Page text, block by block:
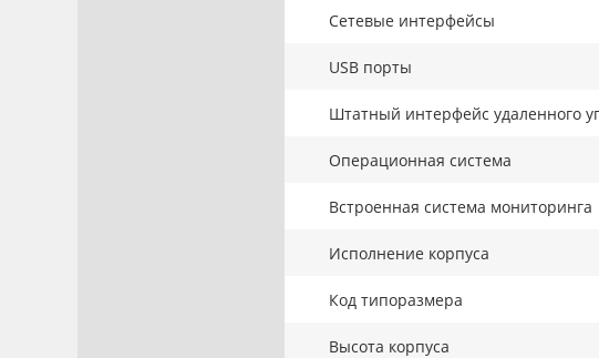
Сетевые интерфейсы
USB порты
Штатный интерфейс удаленного
Операционная система
Встроенная система мониторинга
Исполнение корпуса
Код типоразмера
Высота корпуса